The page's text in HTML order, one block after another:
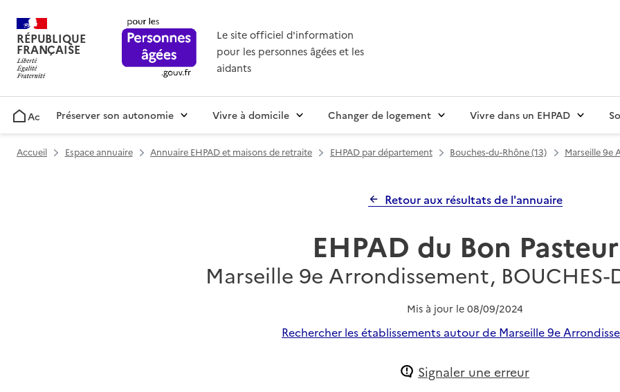
RÉPUBLIQUE
FRANÇAISE
Le site officiel d'information
pour les personnes âgées et les
aidants
AccueilPréserver son autonomie Vivre à domicile Changer de logement Vivre dans un EHPAD
Accueil Espace annuaire Annuaire EHPAD et maisons de retraite EHPAD par département Bouches-du-Rhône (13) Marseille 9e
Retour aux résultats de l'annuaire
EHPAD du Bon Pasteur
Marseille 9e Arrondissement, BOUCHES-
Mis à jour le 08/09/2024
Rechercher les établissements autour de Marseille 9e
Signaler une erreur